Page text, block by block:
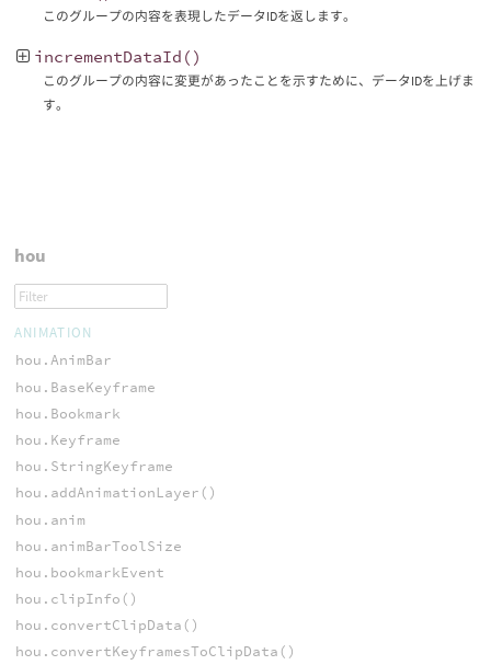
このグループの内容を表現したデータIDを返します。
incrementDataId ()
このグループの内容に変更があったことを示すために、データIDを上げま
す。
hou
ANIMATION
hou.AnimBar
hou.BaseKeyframe
hou.Bookmark
hou.Keyframe
hou.StringKeyframe
hou.addAnimationLayer()
hou.anim
hou.animBarToolSize
hou.bookmarkEvent
hou.clipInfo()
hou.convertClipData()
hou.convertKeyframesToClipData()